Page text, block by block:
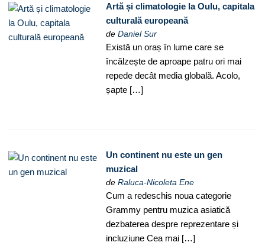
Artă și climatologie la Oulu, capitala
culturală europeană
deDaniel Sur
Există un oraș în lume care se
încălzește de aproape patru ori mai
repede decât media globală. Acolo,
șapte […]
Un continent nu este un gen
muzical
deRaluca-Nicoleta Ene
Cum a redeschis noua categorie
Grammy pentru muzica asiatică
dezbaterea despre reprezentare și
incluziune Cea mai […]